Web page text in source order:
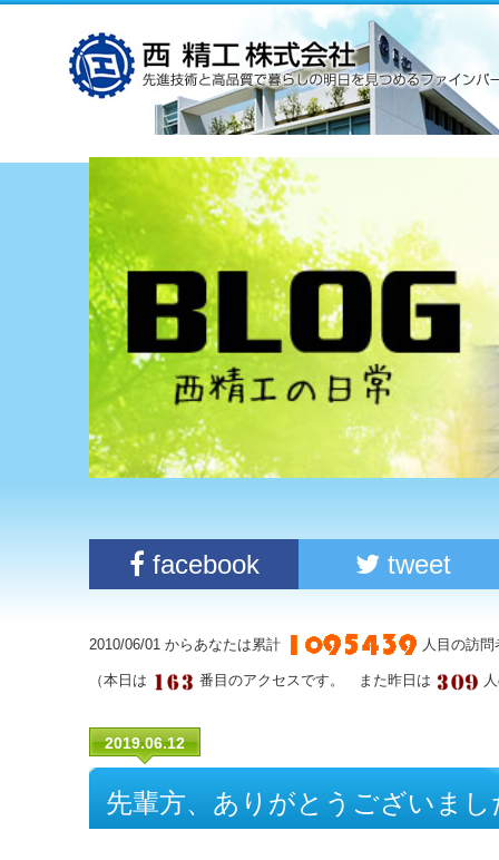
facebook tweet
2010/06/01 からあなたは累計 人目の訪
（本日は 番目のアクセスです。 また昨日は
2019.06.12
先輩方、ありがとうございまし